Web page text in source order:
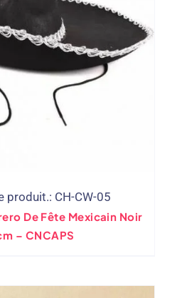
produit.: CH-CW-05
De Fête Mexicain Noir
– CNCAPS